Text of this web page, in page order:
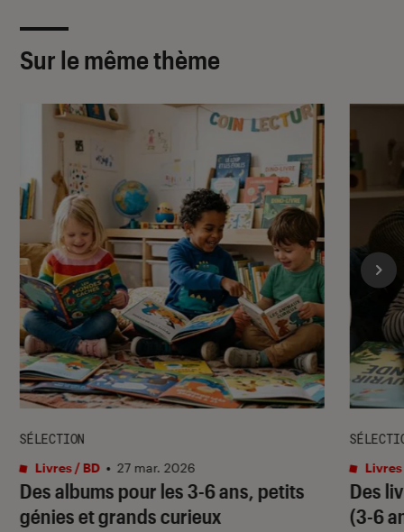
Sur le même thème
Des albums pour les 3-6 ans, petits
génies et grands curieux
SÉLECTION
Livres / BD • 27 mar. 2026
Des
(3-6
Livres